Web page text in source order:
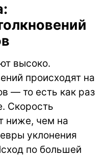
высоко.
происходят на
— то есть как раз
Скорость
ниже, чем на
уклонения
по большей